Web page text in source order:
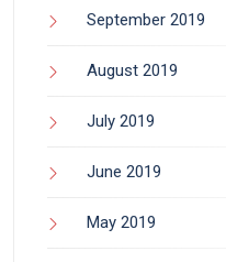
September 2019
August 2019
July 2019
June 2019
May 2019